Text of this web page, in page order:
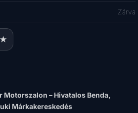
Zárva
★
Motorszalon – Hivatalos Benda,
Márkakereskedés